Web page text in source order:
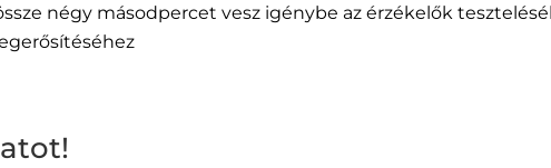
négy másodpercet vesz igénybe az érzékelők